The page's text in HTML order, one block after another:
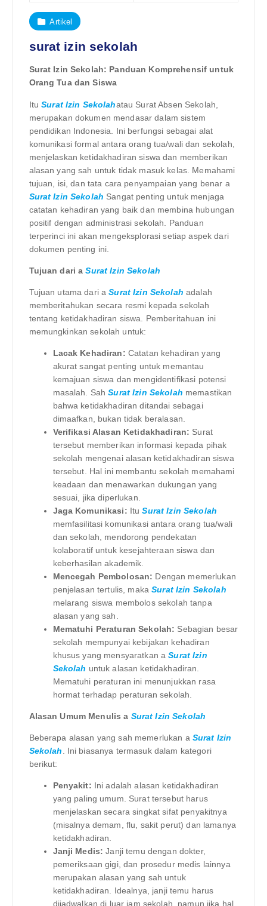
Artikel
surat izin sekolah
Surat Izin Sekolah: Panduan Komprehensif untuk
Orang Tua dan Siswa
ItuSurat Izin Sekolahatau Surat Absen Sekolah,
merupakan dokumen mendasar dalam sistem
pendidikan Indonesia. Ini berfungsi sebagai alat
komunikasi formal antara orang tua/wali dan sekolah,
menjelaskan ketidakhadiran siswa dan memberikan
alasan yang sah untuk tidak masuk kelas. Memahami
tujuan, isi, dan tata cara penyampaian yang benar a
Surat Izin Sekolah Sangat penting untuk menjaga
catatan kehadiran yang baik dan membina hubungan
positif dengan administrasi sekolah. Panduan
terperinci ini akan mengeksplorasi setiap aspek dari
dokumen penting ini.
Tujuan dari aSurat Izin Sekolah
Tujuan utama dari aSurat Izin Sekolah adalah
memberitahukan secara resmi kepada sekolah
tentang ketidakhadiran siswa. Pemberitahuan ini
memungkinkan sekolah untuk:
Lacak Kehadiran: Catatan kehadiran yang
akurat sangat penting untuk memantau
kemajuan siswa dan mengidentifikasi potensi
masalah. SahSurat Izin Sekolah memastikan
bahwa ketidakhadiran ditandai sebagai
dimaafkan, bukan tidak beralasan.
Verifikasi Alasan Ketidakhadiran: Surat
tersebut memberikan informasi kepada pihak
sekolah mengenai alasan ketidakhadiran siswa
tersebut. Hal ini membantu sekolah memahami
keadaan dan menawarkan dukungan yang
sesuai, jika diperlukan.
Jaga Komunikasi: ItuSurat Izin Sekolah
memfasilitasi komunikasi antara orang tua/wali
dan sekolah, mendorong pendekatan
kolaboratif untuk kesejahteraan siswa dan
keberhasilan akademik.
Mencegah Pembolosan: Dengan memerlukan
penjelasan tertulis, makaSurat Izin Sekolah
melarang siswa membolos sekolah tanpa
alasan yang sah.
Mematuhi Peraturan Sekolah: Sebagian besar
sekolah mempunyai kebijakan kehadiran
khusus yang mensyaratkan aSurat Izin
Sekolah untuk alasan ketidakhadiran.
Mematuhi peraturan ini menunjukkan rasa
hormat terhadap peraturan sekolah.
Alasan Umum Menulis a Surat Izin Sekolah
Beberapa alasan yang sah memerlukan a Surat Izin
Sekolah . Ini biasanya termasuk dalam kategori
berikut:
Penyakit: Ini adalah alasan ketidakhadiran
yang paling umum. Surat tersebut harus
menjelaskan secara singkat sifat penyakitnya
(misalnya demam, flu, sakit perut) dan lamanya
ketidakhadiran.
Janji Medis: Janji temu dengan dokter,
pemeriksaan gigi, dan prosedur medis lainnya
merupakan alasan yang sah untuk
ketidakhadiran. Idealnya, janji temu harus
dijadwalkan di luar jam sekolah, namun jika hal